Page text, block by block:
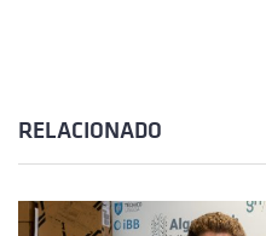
RELACIONADO